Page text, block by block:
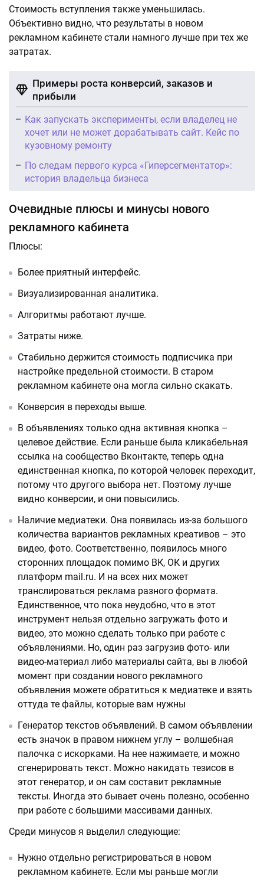
Стоимость вступления также уменьшилась.
Объективно видно, что результаты в новом
рекламном кабинете стали намного лучше при тех же
затратах.
Примеры роста конверсий, заказов и
прибыли
Как запускать эксперименты, если владелец не
хочет или не может дорабатывать сайт. Кейс по
кузовному ремонту
По следам первого курса «Гиперсегментатор»:
история владельца бизнеса
Очевидные плюсы и минусы нового
рекламного кабинета
Плюсы:
Более приятный интерфейс.
Визуализированная аналитика.
Алгоритмы работают лучше.
Затраты ниже.
Стабильно держится стоимость подписчика при
настройке предельной стоимости. В старом
рекламном кабинете она могла сильно скакать.
Конверсия в переходы выше.
В объявлениях только одна активная кнопка –
целевое действие. Если раньше была кликабельная
ссылка на сообщество Вконтакте, теперь одна
единственная кнопка, по которой человек переходит,
потому что другого выбора нет. Поэтому лучше
видно конверсии, и они повысились.
Наличие медиатеки. Она появилась из-за большого
количества вариантов рекламных креативов – это
видео, фото. Соответственно, появилось много
сторонних площадок помимо ВК, ОК и других
платформ mail.ru. И на всех них может
транслироваться реклама разного формата.
Единственное, что пока неудобно, что в этот
инструмент нельзя отдельно загружать фото и
видео, это можно сделать только при работе с
объявлениями. Но, один раз загрузив фото- или
видео-материал либо материалы сайта, вы в любой
момент при создании нового рекламного
объявления можете обратиться к медиатеке и взять
оттуда те файлы, которые вам нужны
Генератор текстов объявлений. В самом объявлении
есть значок в правом нижнем углу – волшебная
палочка с искорками. На нее нажимаете, и можно
сгенерировать текст. Можно накидать тезисов в
этот генератор, и он сам составит рекламные
тексты. Иногда это бывает очень полезно, особенно
при работе с большими массивами данных.
Среди минусов я выделил следующие:
Нужно отдельно регистрироваться в новом
рекламном кабинете. Если мы раньше могли